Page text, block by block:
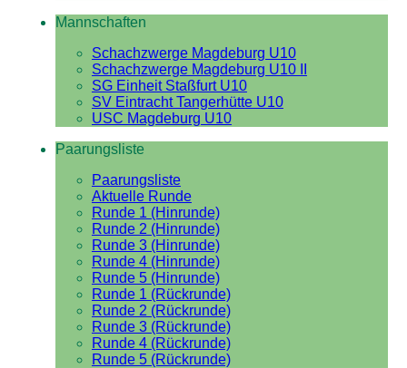
Mannschaften
Schachzwerge Magdeburg U10
Schachzwerge Magdeburg U10 II
SG Einheit Staßfurt U10
SV Eintracht Tangerhütte U10
USC Magdeburg U10
Paarungsliste
Paarungsliste
Aktuelle Runde
Runde 1 (Hinrunde)
Runde 2 (Hinrunde)
Runde 3 (Hinrunde)
Runde 4 (Hinrunde)
Runde 5 (Hinrunde)
Runde 1 (Rückrunde)
Runde 2 (Rückrunde)
Runde 3 (Rückrunde)
Runde 4 (Rückrunde)
Runde 5 (Rückrunde)